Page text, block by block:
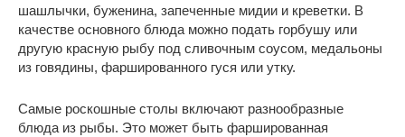
шашлычки, буженина, запеченные мидии и креветки. В
качестве основного блюда можно подать горбушу или
другую красную рыбу под сливочным соусом, медальоны
из говядины, фаршированного гуся или утку.
Самые роскошные столы включают разнообразные
блюда из рыбы. Это может быть фаршированная